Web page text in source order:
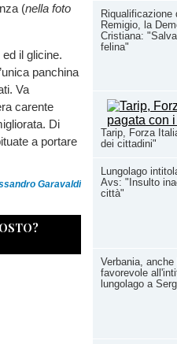
Riqualificazione
Remigio, la
Cristiana:
felina"
Tarip, Forza
dei cittadini"
Lungolago
Avs: "Insulto
città"
Verbania,
favorevole
lungolago a
(nella foto
il glicine.
panchina
Va
carente
Di
a portare
Garavaldi